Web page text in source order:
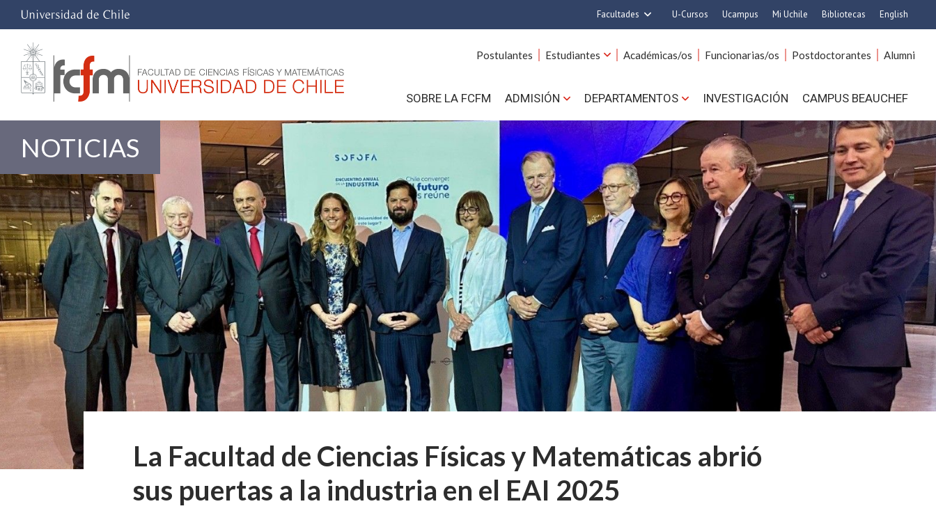
Facultades
Ciencias
Cs. Agronómicas
Cs. Veterinarias y Pecuarias
Comunicación e Imagen
Derecho
Economía y Negocios
Filosofía y Humanidades
Gobierno
Medicina
Odontología
Estudios Avanzados en Educación
Estudios Internacionales
Nutrición y Tecnología de
Alimentos
Bachillerato
Hospital Clínico
U-Cursos Ucampus Mi Uchile Bibliotecas English
Postulantes Estudiantes Académicas/os Funcionarias/os Postdoctorantes Alumni
SOBRE LA FCFM ADMISIÓN DEPARTAMENTOS INVESTIGACIÓN CAMPUS BEAUCHEF
NOTICIAS
La Facultad de Ciencias Físicas y Matemáticas abrió
sus puertas a la industria en el EAI 2025